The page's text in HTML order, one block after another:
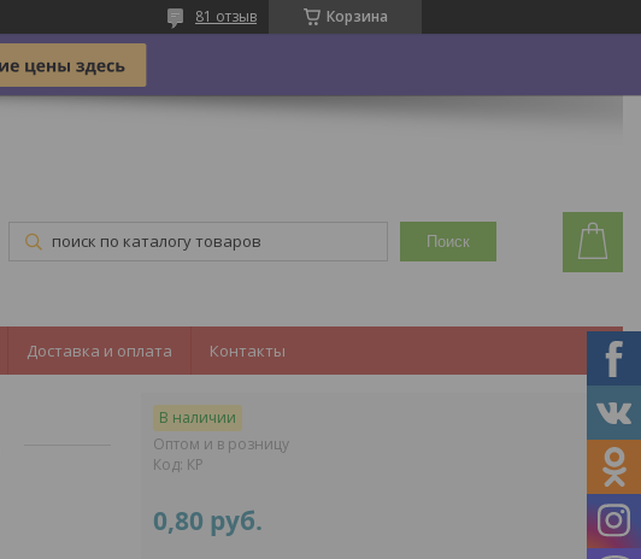
Корзина
81 отзыв
Поиск
Доставка и оплата Контакты
В наличии
Оптом и в розницу
Код: КР
0,80 руб.